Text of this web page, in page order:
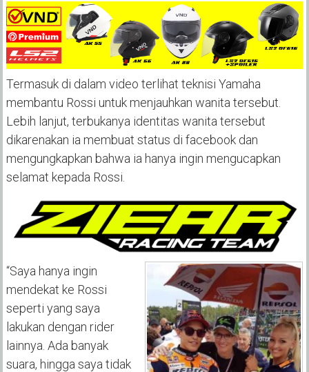
Termasuk di dalam video terlihat teknisi Yamaha
membantu Rossi untuk menjauhkan wanita tersebut.
Lebih lanjut, terbukanya identitas wanita tersebut
dikarenakan ia membuat status di facebook dan
mengungkapkan bahwa ia hanya ingin mengucapkan
selamat kepada Rossi.
“Saya hanya ingin
mendekat ke Rossi
seperti yang saya
lakukan dengan rider
lainnya. Ada banyak
suara, hingga saya tidak